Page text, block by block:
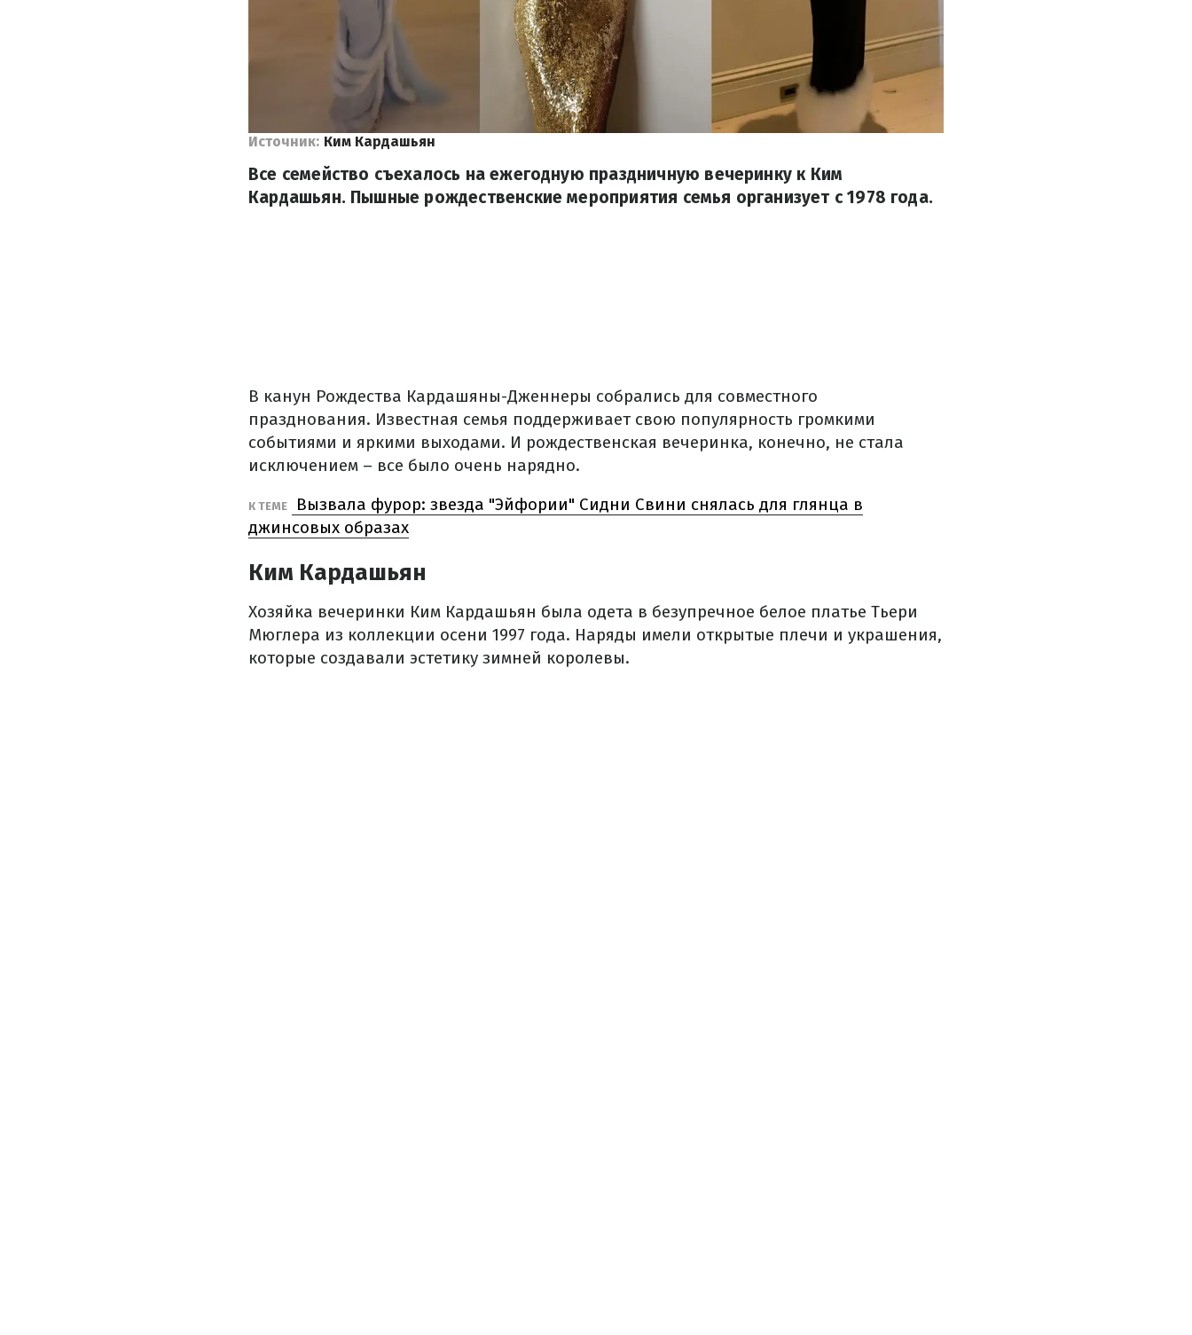
Источник: Ким Кардашьян
Все семейство съехалось на ежегодную праздничную вечеринку к Ким
Кардашьян. Пышные рождественские мероприятия семья организует с 1978 года.
В канун Рождества Кардашяны-Дженнеры собрались для совместного
празднования. Известная семья поддерживает свою популярность громкими
событиями и яркими выходами. И рождественская вечеринка, конечно, не стала
исключением – все было очень нарядно.
К ТЕМЕ
Вызвала фурор: звезда "Эйфории" Сидни Свини снялась для глянца в
джинсовых образах
Ким Кардашьян
Хозяйка вечеринки Ким Кардашьян была одета в безупречное белое платье Тьери
Мюглера из коллекции осени 1997 года. Наряды имели открытые плечи и украшения,
которые создавали эстетику зимней королевы.